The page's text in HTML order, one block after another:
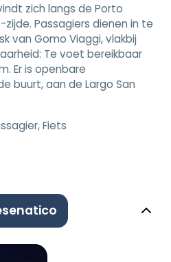
zich langs de Porto
Passagiers dienen in te
van Gomo Viaggi, vlakbij
Te voet bereikbaar
Er is openbare
buurt, aan de Largo San
Fiets